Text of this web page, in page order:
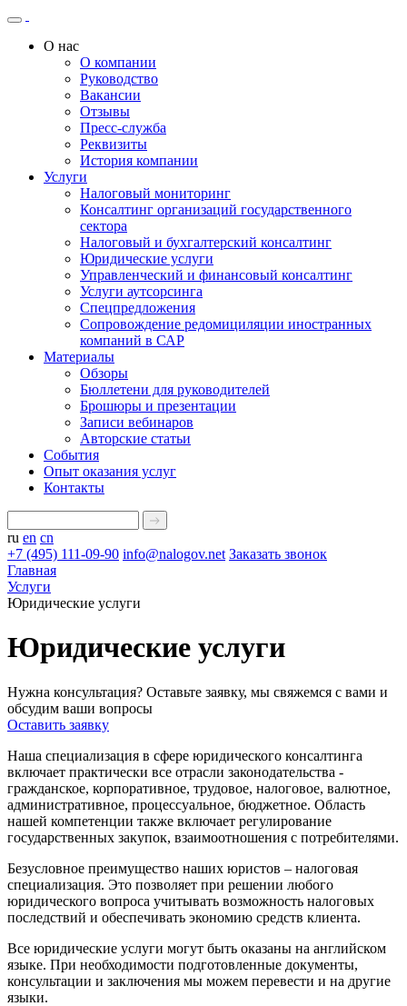
О нас
О компании
Руководство
Вакансии
Отзывы
Пресс-служба
Реквизиты
История компании
Услуги
Налоговый мониторинг
Консалтинг организаций государственного
сектора
Налоговый и бухгалтерский консалтинг
Юридические услуги
Управленческий и финансовый консалтинг
Услуги аутсорсинга
Спецпредложения
Сопровождение редомициляции иностранных
компаний в САР
Материалы
Обзоры
Бюллетени для руководителей
Брошюры и презентации
Записи вебинаров
Авторские статьи
События
Опыт оказания услуг
Контакты
ru en cn
+7 (495) 111-09-90 info@nalogov.net Заказать звонок
Главная
Услуги
Юридические услуги
Юридические услуги
Нужна консультация? Оставьте заявку, мы свяжемся с вами и
обсудим ваши вопросы
Оставить заявку
Наша специализация в сфере юридического консалтинга
включает практически все отрасли законодательства -
гражданское, корпоративное, трудовое, налоговое, валютное,
административное, процессуальное, бюджетное. Область
нашей компетенции также включает регулирование
государственных закупок, взаимоотношения с потребителями.
Безусловное преимущество наших юристов – налоговая
специализация. Это позволяет при решении любого
юридического вопроса учитывать возможность налоговых
последствий и обеспечивать экономию средств клиента.
Все юридические услуги могут быть оказаны на английском
языке. При необходимости подготовленные документы,
консультации и заключения мы можем перевести и на другие
языки.